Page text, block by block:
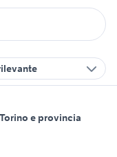
e provincia